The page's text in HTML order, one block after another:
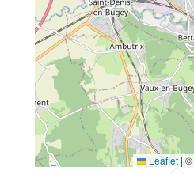
Leaflet | ©